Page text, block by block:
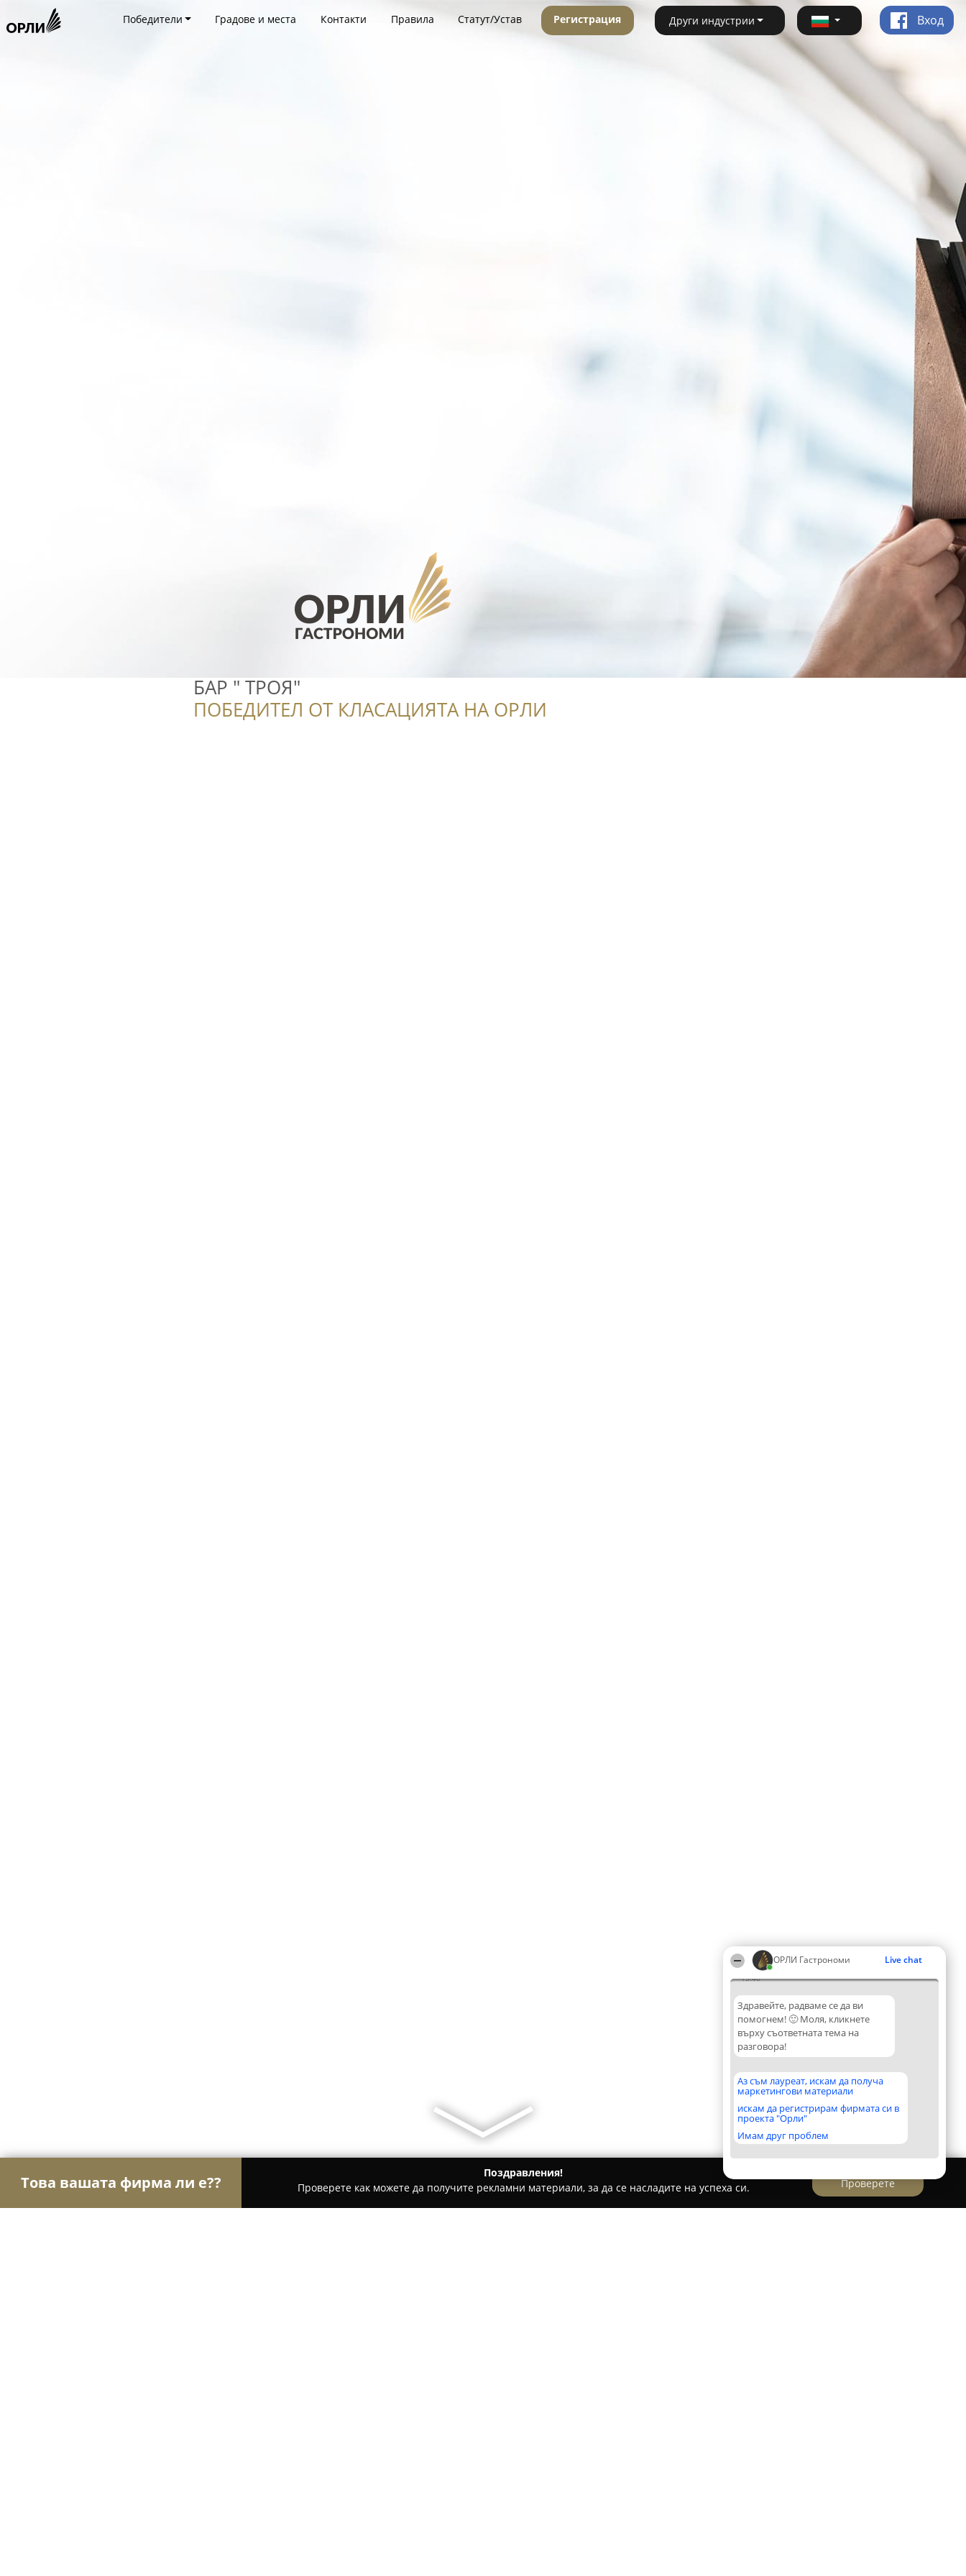
ОРЛИ Гастрономи Live chat
13:40
Здравейте, радваме се да ви
помогнем! 🙂 Моля, кликнете
върху съответната тема на
разговора!
Аз съм лауреат, искам да получа
маркетингови материали
искам да регистрирам фирмата си в
проекта "Орли"
Имам друг проблем
Победители Градове и места Контакти Правила Статут/Устав Регистрация Други индустрии Вход
БАР " ТРОЯ"
ПОБЕДИТЕЛ ОТ КЛАСАЦИЯТА НА ОРЛИ
Това вашата фирма ли е??
Поздравления!
Проверете как можете да получите рекламни материали, за да се насладите на успеха си.
Проверете